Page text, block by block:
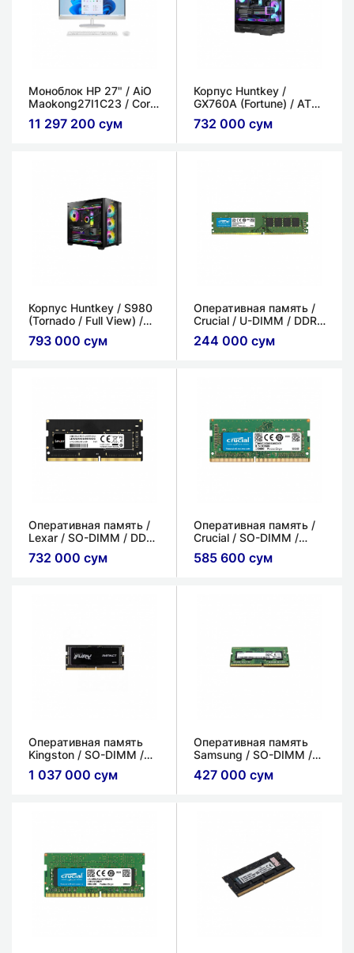
Моноблок HP 27" / AiO
Maokong27I1C23 / Core
i5-1335U / 16ГБ / 512ГБ
SSD / Intel Iris Xe
11 297 200 сум
Корпус Huntkey /
GX760A (Fortune) / ATX,
micro-ATX и Mini-ITX
732 000 сум
Корпус Huntkey / S980
(Tornado / Full View) /
Micro-ATX и Mini-ITX
793 000 сум
Оперативная память /
Crucial / U-DIMM / DDR4
/ 8ГБ / 2666 МГц
244 000 сум
Оперативная память /
Lexar / SO-DIMM / DDR4
/ 8ГБ / 3200 МГц
732 000 сум
Оперативная память /
Crucial / SO-DIMM /
DDR4 / 16ГБ / 2666 МГц
585 600 сум
Оперативная память
Kingston / SO-DIMM /
DDR5 / 16ГБ / 5200МГц
1 037 000 сум
Оперативная память
Samsung / SO-DIMM /
DDR4 / 4ГБ / 3200МГц
427 000 сум